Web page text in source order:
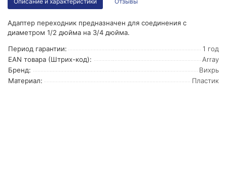
Адаптер переходник предназначен для соединения с
диаметром 1/2 дюйма на 3/4 дюйма.
Период гарантии:
1 год
EAN товара (Штрих-код):
Array
Бренд:
Вихрь
Материал:
Пластик